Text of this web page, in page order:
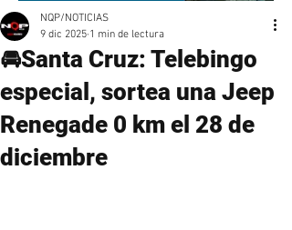
🚘Santa Cruz: Telebingo
especial, sortea una Jeep
Renegade 0 km el 28 de
diciembre
NQP/NOTICIAS
9 dic 2025 1 min de lectura